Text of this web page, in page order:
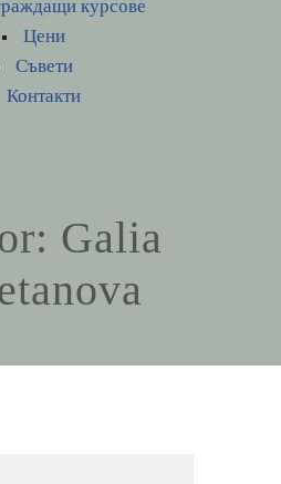
курсове
Цени
Съвети
Контакти
Galia